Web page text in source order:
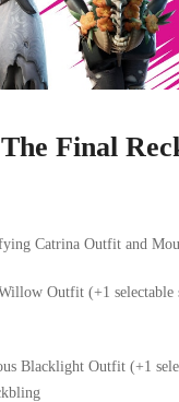
Final
Catrina Outfit and
Outfit (+1
Blacklight Outfit (+1